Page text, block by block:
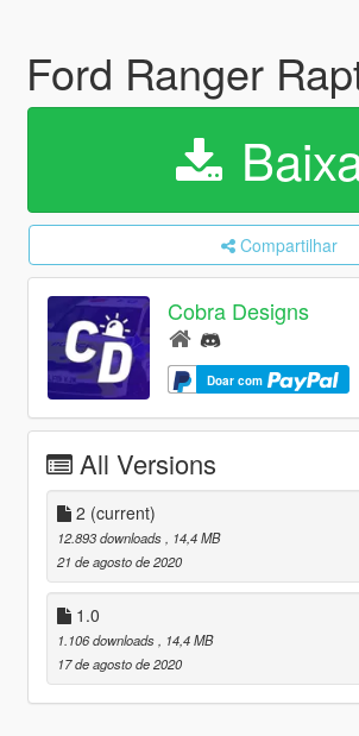
Ford Ranger
Compartilhar
Cobra Designs
Doar com
All Versions
2 (current)
12.893 downloads
, 14,4 MB
21 de agosto de 2020
1.0
1.106 downloads
, 14,4 MB
17 de agosto de 2020